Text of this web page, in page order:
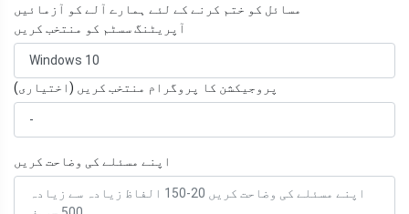
مسائل کو ختم کرنے کے لئے ہمارے آلے کو آزمائیں
آپریٹنگ سسٹم کو منتخب کریں
پروجیکشن کا پروگرام منتخب کریں (اختیاری)
اپنے مسئلے کی وضاحت کریں